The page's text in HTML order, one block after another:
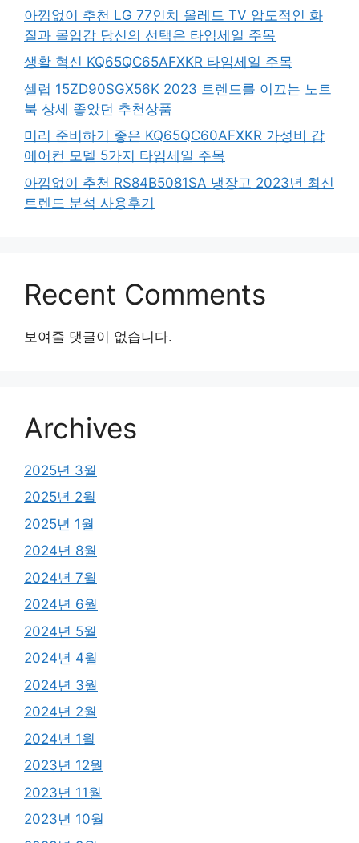
아낌없이 추천 LG 77인치 올레드 TV 압도적인 화
질과 몰입감 당신의 선택은 타임세일 주목
생활 혁신 KQ65QC65AFXKR 타임세일 주목
셀럽 15ZD90SGX56K 2023 트렌드를 이끄는 노트
북 상세 좋았던 추천상품
미리 준비하기 좋은 KQ65QC60AFXKR 가성비 갑
에어컨 모델 5가지 타임세일 주목
아낌없이 추천 RS84B5081SA 냉장고 2023년 최신
트렌드 분석 사용후기
Recent Comments
보여줄 댓글이 없습니다.
Archives
2025년 3월
2025년 2월
2025년 1월
2024년 8월
2024년 7월
2024년 6월
2024년 5월
2024년 4월
2024년 3월
2024년 2월
2024년 1월
2023년 12월
2023년 11월
2023년 10월